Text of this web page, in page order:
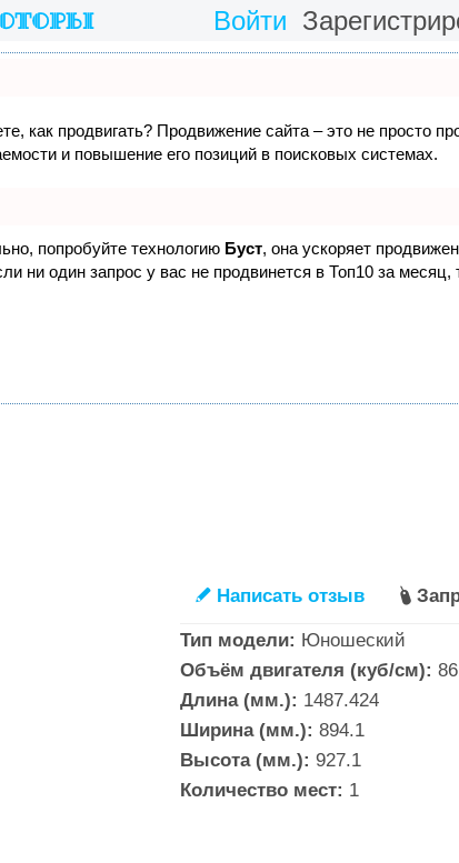
Войти
как продвигать? Продвижение сайта – это не просто
и повышение его позиций в поисковых системах.
попробуйте технологию Буст, она ускоряет
ни один запрос у вас не продвинется в Топ10 за месяц,
✎ Написать отзыв 
Тип модели: Юношеский
Объём двигателя (куб/см): 86
Длина (мм.): 1487.424
Ширина (мм.): 894.1
Высота (мм.): 927.1
Количество мест: 1